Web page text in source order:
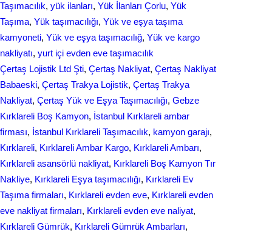
Taşımacılık, yük ilanları, Yük İlanları Çorlu, Yük
Taşıma, Yük taşımacılığı, Yük ve eşya taşıma
kamyoneti, Yük ve eşya taşımacılığ, Yük ve kargo
nakliyatı, yurt içi evden еvе taşımacılık
Çertaş Lojistik Ltd Şti, Çertaş Nakliyat, Çertaş Nakliyat
Babaeski, Çertaş Trakya Lojistik, Çertaş Trakya
Nakliyat, Çertaş Yük ve Eşya Taşımacılığı, Gebze
Kırklareli Boş Kamyon, İstanbul Kırklareli ambar
firması, İstanbul Kırklareli Taşımacılık, kamyon garajı
Kırklareli, Kırklareli Ambar Kargo, Kırklareli Ambarı
Kırklareli asansörlü nakliyat, Kırklareli Boş Kamyon Tır
Nakliye, Kırklareli Eşya taşımacılığı, Kırklareli Ev
Taşıma firmaları, Kırklareli evden eve, Kırklareli evden
eve nakliyat firmaları, Kırklareli evden eve naliyat
Kırklareli Gümrük, Kırklareli Gümrük Ambarları